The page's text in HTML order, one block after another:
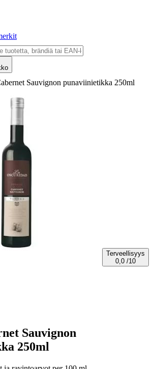
Sauvignon punaviinietikka 250ml
Terveellisyys
0,0 /10
Sauvignon
250ml